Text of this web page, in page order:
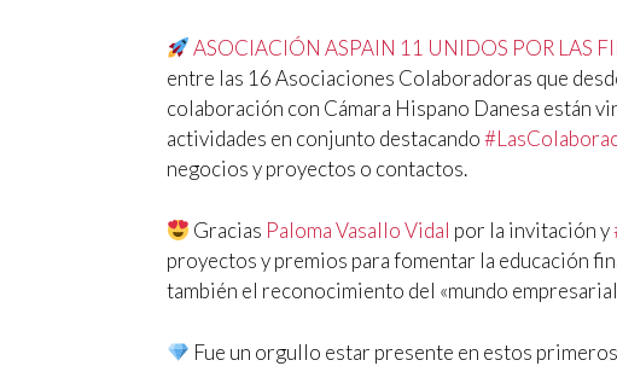
ASOCIACIÓN ASPAIN 11 UNIDOS POR LAS
entre las 16 Asociaciones Colaboradoras que
colaboración con Cámara Hispano Danesa están
actividades en conjunto destacando#
negocios y proyectos o contactos.
Gracias Paloma Vasallo Vidal por la invitación y
proyectos y premios para fomentar la educación
también el reconocimiento del «mundo
Fue un orgullo estar presente en estos